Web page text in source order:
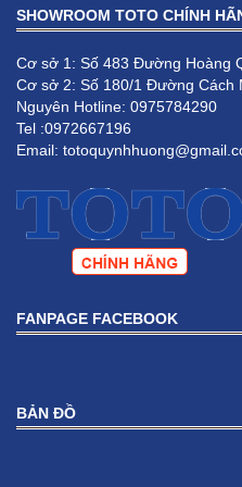
Chậu rửa đặt bàn Lavabo
SHOWROOM TOTO CHÍNH
Cơ sở 1: Số 483 Đường Hoàng
Cơ sở 2: Số 180/1 Đường Cách
Nguyên Hotline: 0975784290
Tel :0972667196
Email:
FANPAGE FACEBOOK
BẢN ĐỒ